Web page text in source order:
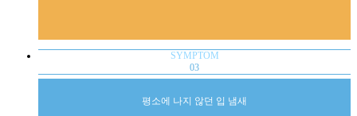
SYMPTOM
03
평소에 나지 않던 입 냄새